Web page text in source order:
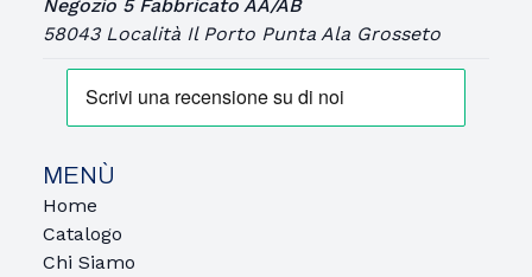
Negozio 5 Fabbricato AA/AB
58043 Località Il Porto Punta Ala Grosseto
MENÙ
Home
Catalogo
Chi Siamo